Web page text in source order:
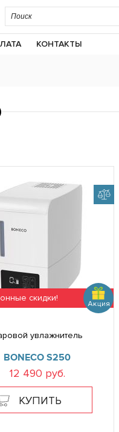
КОНТАКТЫ
скидки!
увлажнитель
BONECO S250
12 490 руб.
КУПИТЬ